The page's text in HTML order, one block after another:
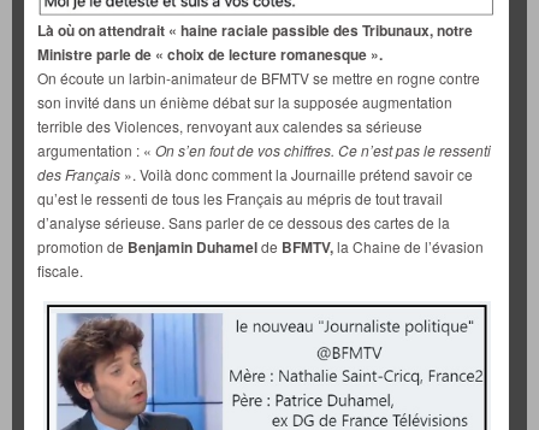
Là où on attendrait « haine raciale passible des Tribunaux, notre
Ministre parle de « choix de lecture romanesque ».
On écoute un larbin-animateur de BFMTV se mettre en rogne contre
son invité dans un énième débat sur la supposée augmentation
terrible des Violences, renvoyant aux calendes sa sérieuse
argumentation : « On s’en fout de vos chiffres. Ce n’est pas le ressenti
des Français ». Voilà donc comment la Journaille prétend savoir ce
qu’est le ressenti de tous les Français au mépris de tout travail
d’analyse sérieuse. Sans parler de ce dessous des cartes de la
promotion de Benjamin Duhamelde BFMTV,la Chaine de l’évasion
fiscale.